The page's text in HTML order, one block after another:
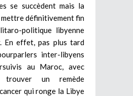
se succèdent mais la
définitivement fin
politique libyenne
En effet, pas plus tard
inter-libyens
au Maroc, avec
trouver un remède
qui ronge la Libye